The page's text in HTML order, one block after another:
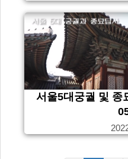
서울5대궁궐 및 종